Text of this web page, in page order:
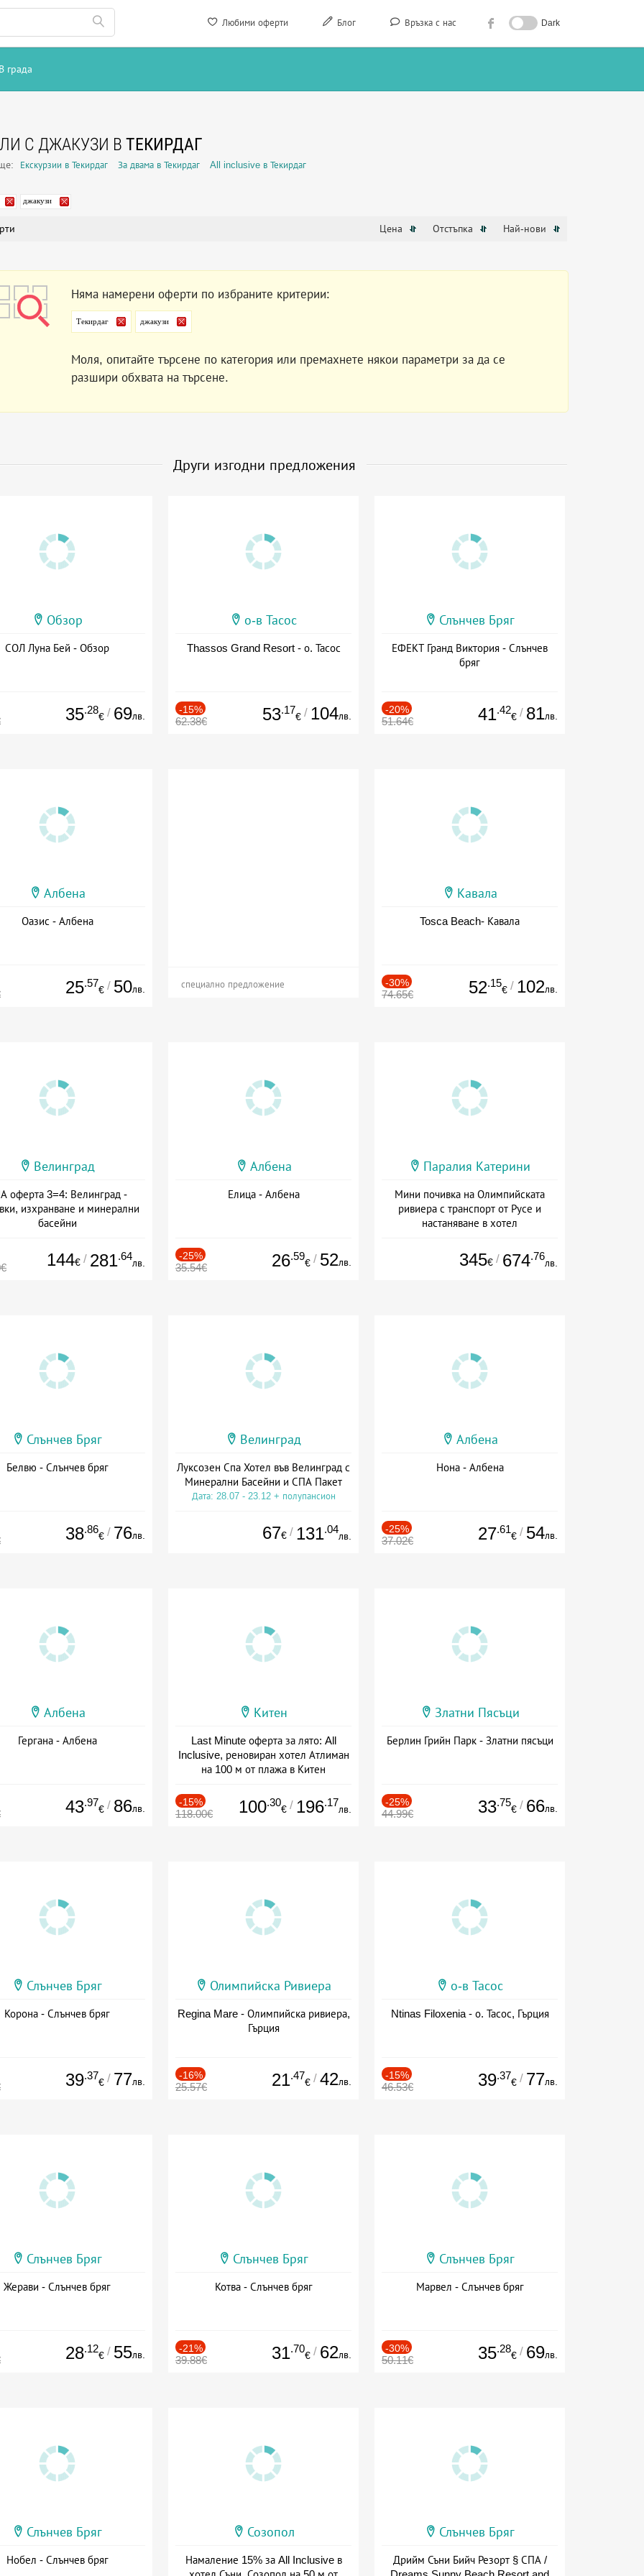
Любими оферти Блог Връзка с нас Dark
В града
С ДЖАКУЗИ В ТЕКИРДАГ
Екскурзии в Текирдаг За двама в Текирдаг All inclusive в Текирдаг
джакузи
Цена Отстъпка Най-нови
Няма намерени оферти по избраните критерии:
Текирдаг джакузи
Моля, опитайте търсене по категория или премахнете някои параметри за да се
разшири обхвата на търсене.
Други изгодни предложения
Обзор
СОЛ Луна Бей - Обзор
35.28
€ / 69лв.
о-в Тасос
Thassos Grand Resort - о. Тасос
-15%
62.38€ 53.17
€ / 104лв.
Слънчев Бряг
ЕФЕКТ Гранд Виктория - Слънчев
бряг
-20%
51.64€ 41.42
€ / 81лв.
Албена
Оазис - Албена
25.57
€ / 50лв. специално предложение
Кавала
Tosca Beach- Кавала
-30%
74.65€ 52.15
€ / 102лв.
Велинград
оферта 3=4: Велинград -
изхранване и минерални
басейни
144€ / 281.64
лв.
Албена
Елица - Албена
-25%
35.54€ 26.59
€ / 52лв.
Паралия Катерини
Мини почивка на Олимпийската
ривиера с транспорт от Русе и
настаняване в хотел
345€ / 674.76
лв.
Слънчев Бряг
Белвю - Слънчев бряг
38.86
€ / 76лв.
Велинград
Луксозен Спа Хотел във Велинград с
Минерални Басейни и СПА Пакет
Дата: 28.07 - 23.12 + полупансион
67€ / 131.04
лв.
Албена
Нона - Албена
-25%
37.02€ 27.61
€ / 54лв.
Албена
Гергана - Албена
43.97
€ / 86лв.
Китен
Last Minute оферта за лято: All
Inclusive, реновиран хотел Атлиман
на 100 м от плажа в Китен
-15%
118.00€ 100.30
€ / 196.17
лв.
Златни Пясъци
Берлин Грийн Парк - Златни пясъци
-25%
44.99€ 33.75
€ / 66лв.
Слънчев Бряг
Корона - Слънчев бряг
39.37
€ / 77лв.
Олимпийска Ривиера
Regina Mare - Олимпийска ривиера,
Гърция
-16%
25.57€ 21.47
€ / 42лв.
о-в Тасос
Ntinas Filoxenia - о. Тасос, Гърция
-15%
46.53€ 39.37
€ / 77лв.
Слънчев Бряг
Жерави - Слънчев бряг
28.12
€ / 55лв.
Слънчев Бряг
Котва - Слънчев бряг
-21%
39.88€ 31.70
€ / 62лв.
Слънчев Бряг
Марвел - Слънчев бряг
-30%
50.11€ 35.28
€ / 69лв.
Слънчев Бряг
Нобел - Слънчев бряг
Созопол
Намаление 15% за All Inclusive в
Слънчев Бряг
Дрийм Съни Бийч Резорт § СПА /